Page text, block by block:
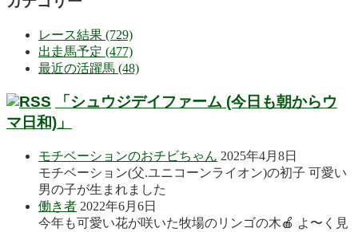
レース結果 (729)
出走馬予定 (477)
最近の活躍馬 (48)
「シュウジデイファーム (今日も朝からウ
マ日和)」
モチベーションのおチビちゃん 2025年4月8日
モチベーション(父.ユニコーンライオン)の初子 可愛い
男の子が生まれました
働き者 2022年6月6日
今年も可愛い花が咲いた牧場のリンゴの木🍎 よ〜く見